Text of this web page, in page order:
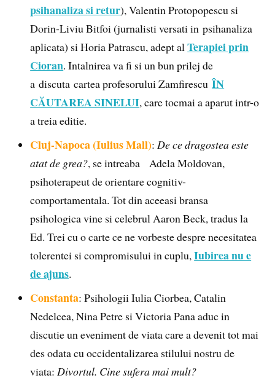
psihanaliza si retur), Valentin Protopopescu si
Dorin-Liviu Bitfoi (jurnalisti versati in psihanaliza
aplicata) si Horia Patrascu, adept alTerapiei prin
Cioran. Intalnirea va fi si un bun prilej de
a discuta cartea profesorului ZamfirescuÎN
CĂUTAREA SINELUI, care tocmai a aparut intr-o
a treia editie.
Cluj-Napoca (Iulius Mall):De ce dragostea este
atat de grea?, se intreaba Adela Moldovan,
psihoterapeut de orientare cognitiv-
comportamentala. Tot din aceeasi bransa
psihologica vine si celebrul Aaron Beck, tradus la
Ed. Trei cu o carte ce ne vorbeste despre necesitatea
tolerentei si compromisului in cuplu,Iubirea nu e
de ajuns.
Constanta: Psihologii Iulia Ciorbea, Catalin
Nedelcea, Nina Petre si Victoria Pana aduc in
discutie un eveniment de viata care a devenit tot mai
des odata cu occidentalizarea stilului nostru de
viata: Divortul. Cine sufera mai mult?